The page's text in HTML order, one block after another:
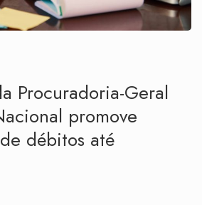
Procuradoria-Geral
promove
débitos até